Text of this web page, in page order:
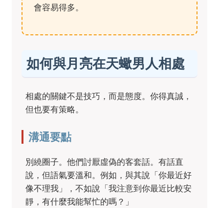
會容易得多。
如何與月亮在天蠍男人相處
相處的關鍵不是技巧，而是態度。你得真誠，
但也要有策略。
溝通要點
別繞圈子。他們討厭虛偽的客套話。有話直
說，但語氣要溫和。例如，與其說「你最近好
像不理我」，不如說「我注意到你最近比較安
靜，有什麼我能幫忙的嗎？」